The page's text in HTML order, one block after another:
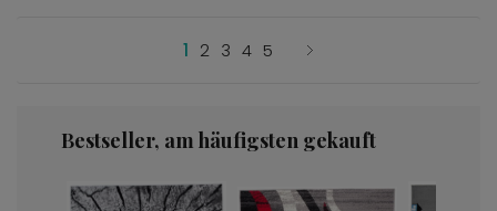
1 2 3 4 5
Bestseller, am häufigsten gekauft